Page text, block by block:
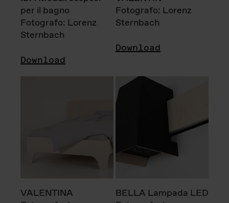
per il bagno
Fotografo: Lorenz
Sternbach
Download
Fotografo: Lorenz
Sternbach
Download
VALENTINA
BELLA Lampada LED